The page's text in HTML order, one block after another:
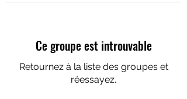
Ce groupe est introuvable
Retournez à la liste des groupes et
réessayez.